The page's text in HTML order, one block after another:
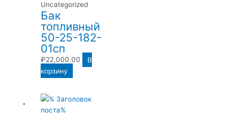
Uncategorized
Бак
топливный
50-25-182-
01сп
₽22,000.00
В
корзину